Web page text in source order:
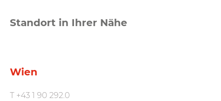
Standort in Ihrer Nähe
Wien
T +43 1 90 292.0